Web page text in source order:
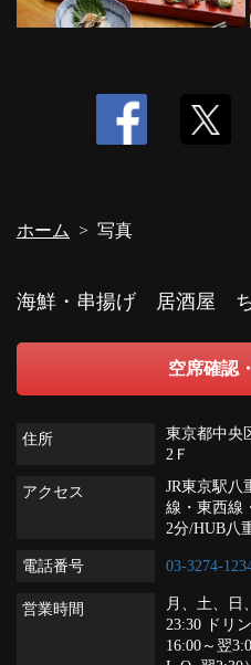
ホーム 写真
海鮮・串揚げ 居酒屋
空席確認
住所
東京都中央
2Ｆ
アクセス
JR東京駅八
線・東西線
2分/HUB八
電話番号 03-3274-
営業時間
月、土、日
23:30 ドリ
16:00～翌